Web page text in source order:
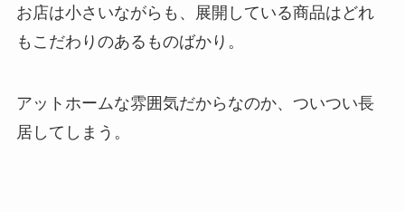
お店は小さいながらも、展開している商品はどれ
もこだわりのあるものばかり。
アットホームな雰囲気だからなのか、ついつい長
居してしまう。